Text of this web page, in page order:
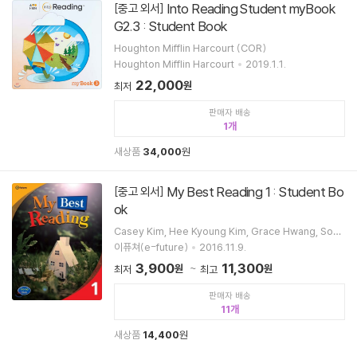
[중고 외서]
G2.3 : Student Book
Houghton Mifflin Harcourt (COR)
Houghton Mifflin Harcourt
2019.1.1.
최저 22,000원
판매자 배송
1
새상품 34,000원
[중고 외서]
ok
Casey Kim, Hee Kyoung Kim, Grace Hwang, Sony
a Par
이퓨쳐(e-future)
2016.11.9.
최저 3,900원 최고 11,300원
판매자 배송
11
새상품 14,400원